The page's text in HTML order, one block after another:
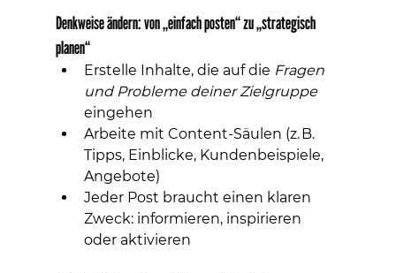
Denkweise ändern: von „einfach posten“ zu „strategisch
planen“
Erstelle Inhalte, die auf die Fragen
und Probleme deiner Zielgruppe
eingehen
Arbeite mit Content-Säulen (z. B.
Tipps, Einblicke, Kundenbeispiele,
Angebote)
Jeder Post braucht einen klaren
Zweck: informieren, inspirieren
oder aktivieren